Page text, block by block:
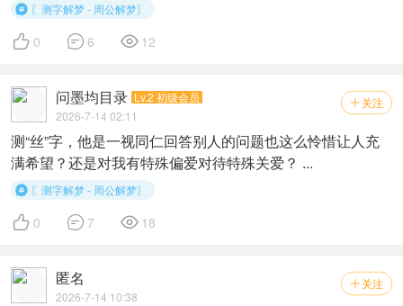
 〖测字解梦 - 周公解梦〗
 0  6  12
 关注
问墨均目录 Lv.2 初级会员
2026-7-14 02:11
测“丝”字，他是一视同仁回答别人的问题也这么怜惜让人充
满希望？还是对我有特殊偏爱对待特殊关爱？ ...
 〖测字解梦 - 周公解梦〗
 0  7  18
 关注
匿名
2026-7-14 10:38